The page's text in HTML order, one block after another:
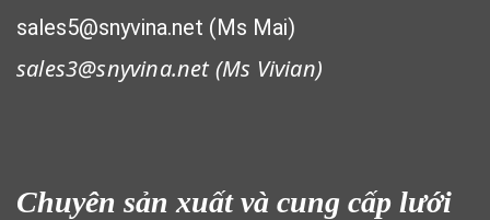
sales5@snyvina.net (Ms Mai)
sales3@snyvina.net (Ms Vivian)
Chuyên sản xuất và cung cấp lưới